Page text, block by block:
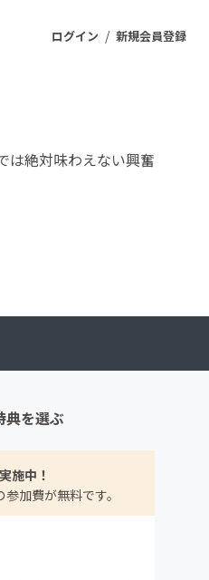
ログイン / 新規会員登録
は絶対味わえない興奮
典を選ぶ
施中！
加費が無料です。